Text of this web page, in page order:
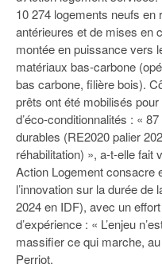
10 274 logements neufs en
antérieures et de mises en
montée en puissance vers
matériaux bas-carbone
bas carbone, filière bois).
prêts ont été mobilisés
d’éco-conditionnalités : «
durables (RE2020 palier
réhabilitation) », a-t-elle fait
Action Logement consacre
l’innovation sur la durée de
2024 en IDF), avec un
d’expérience : « L’enjeu
massifier ce qui marche,
Perriot.